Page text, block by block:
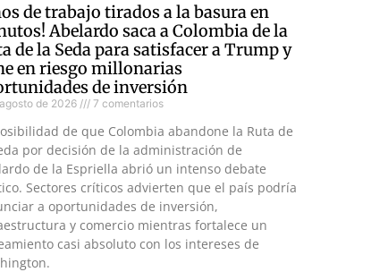
de trabajo tirados a la basura en
Abelardo saca a Colombia de la
de la Seda para satisfacer a Trump y
en riesgo millonarias
de inversión
de 2026 7 comentarios
de que Colombia abandone la Ruta de
por decisión de la administración de
de la Espriella abrió un intenso debate
Sectores críticos advierten que el país podría
a oportunidades de inversión,
y comercio mientras fortalece un
casi absoluto con los intereses de